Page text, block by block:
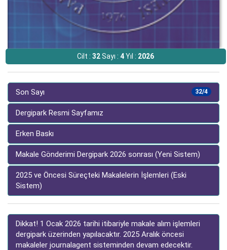
Cilt :32Sayı :4Yıl : 2026
32/4
Son Sayı
Dergipark Resmi Sayfamız
Erken Baskı
Makale Gönderimi Dergipark 2026 sonrası (Yeni Sistem)
2025 ve Öncesi Süreçteki Makalelerin İşlemleri (Eski
Sistem)
Dikkat! 1 Ocak 2026 tarihi itibariyle makale alım işlemleri
dergipark üzerinden yapılacaktır. 2025 Aralık öncesi
makaleler journalagent sisteminden devam edecektir.